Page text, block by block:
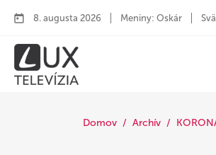
8. augusta 2026 Meniny: Oskár
Domov Archív